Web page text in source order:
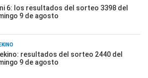
6: los resultados del sorteo 3398 del
9 de agosto
resultados del sorteo 2440 del
9 de agosto